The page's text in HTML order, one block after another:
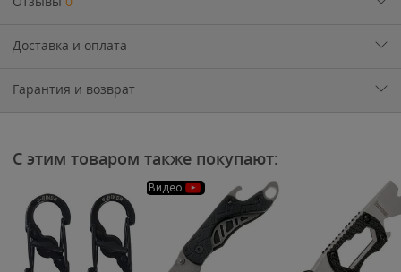
Доставка и оплата
Гарантия и возврат
С этим товаром также покупают:
Видео